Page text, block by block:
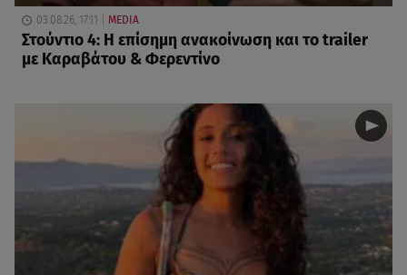
03.08.26, 17:11 MEDIA
Στούντιο 4: Η επίσημη ανακοίνωση και το trailer
με Καραβάτου & Φερεντίνο